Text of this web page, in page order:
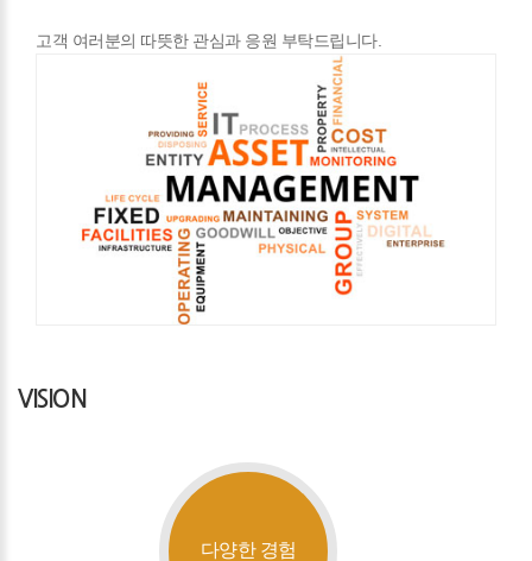
고객 여러분의 따뜻한 관심과 응원 부탁드립니다.
VISION
다양한 경험